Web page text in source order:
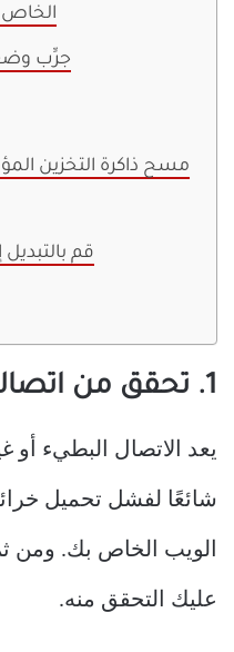
الخاص
3. جرِّب
6. قم
1. تحقق من اتصالك بالإنترنت
يعد الاتصال البطيء أو
الويب الخاص بك. ومن
عليك التحقق منه.